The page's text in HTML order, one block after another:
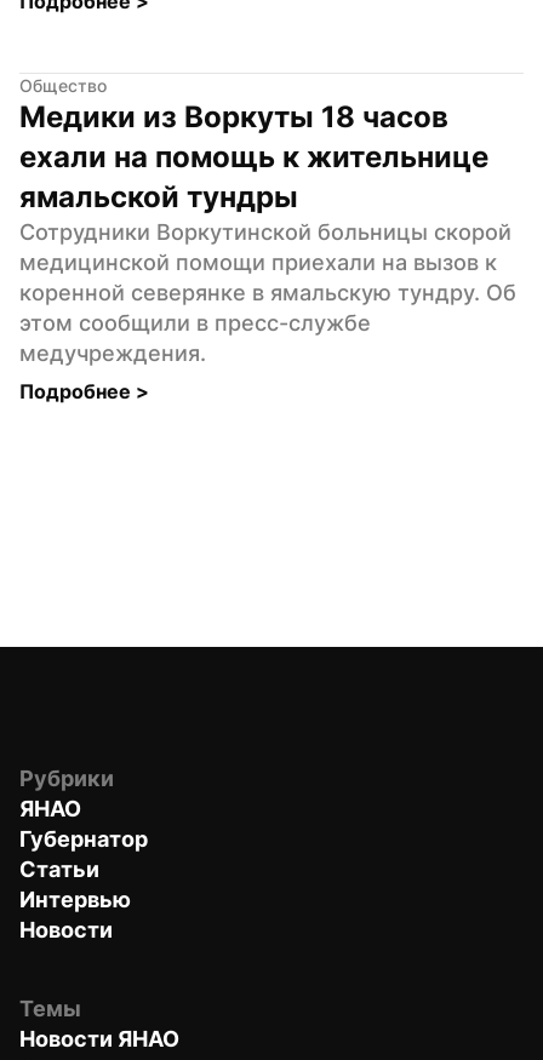
Общество
Медики из Воркуты 18 часов
ехали на помощь к жительнице
ямальской тундры
Сотрудники Воркутинской больницы скорой
медицинской помощи приехали на вызов к
коренной северянке в ямальскую тундру. Об
этом сообщили в пресс-службе
медучреждения.
Подробнее >
Рубрики
ЯНАО
Губернатор
Статьи
Интервью
Новости
Темы
Новости ЯНАО